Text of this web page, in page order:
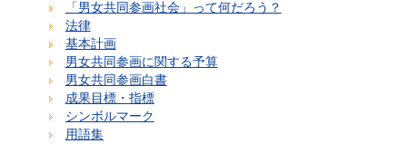
「男女共同参画社会」って何だろう？
法律
基本計画
男女共同参画に関する予算
男女共同参画白書
成果目標・指標
シンボルマーク
用語集